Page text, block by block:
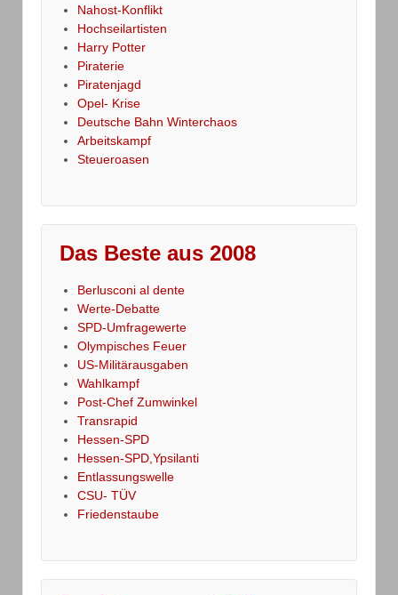
Nahost-Konflikt
Hochseilartisten
Harry Potter
Piraterie
Piratenjagd
Opel- Krise
Deutsche Bahn Winterchaos
Arbeitskampf
Steueroasen
Das Beste aus 2008
Berlusconi al dente
Werte-Debatte
SPD-Umfragewerte
Olympisches Feuer
US-Militärausgaben
Wahlkampf
Post-Chef Zumwinkel
Transrapid
Hessen-SPD
Hessen-SPD,Ypsilanti
Entlassungswelle
CSU- TÜV
Friedenstaube